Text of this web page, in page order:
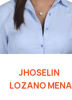
JHOSELIN
LOZANO MENA